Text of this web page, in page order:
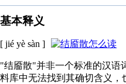
基本释义
[ jié yè sàn ]
"结靥散"并非一个标准的汉语
料库中无法找到其确切含义，